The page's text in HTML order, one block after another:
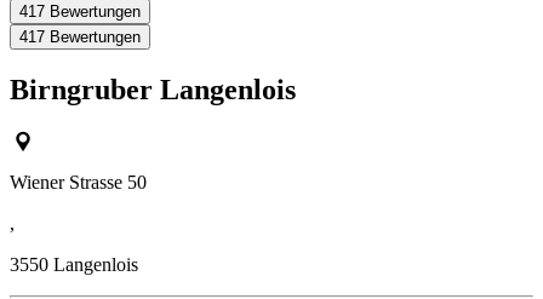
417 Bewertungen
417 Bewertungen
Birngruber Langenlois
Wiener Strasse 50
,
3550 Langenlois